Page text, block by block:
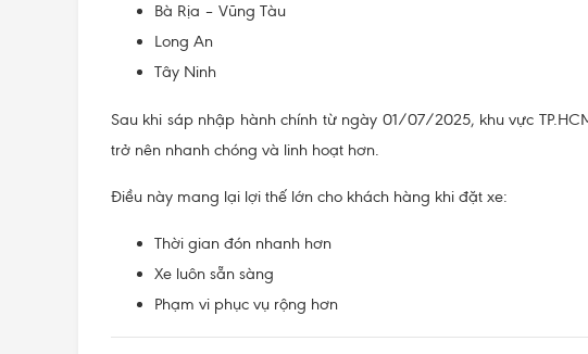
Bà Rịa – Vũng Tàu
Long An
Tây Ninh
Sau khi sáp nhập hành chính từ ngày 01/07/2025, khu vực
trở nên nhanh chóng và linh hoạt hơn.
Điều này mang lại lợi thế lớn cho khách hàng khi đặt xe:
Thời gian đón nhanh hơn
Xe luôn sẵn sàng
Phạm vi phục vụ rộng hơn